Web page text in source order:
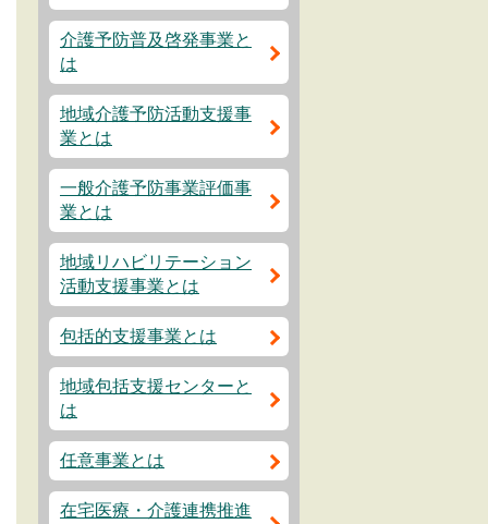
介護予防普及啓発事業と
は
地域介護予防活動支援事
業とは
一般介護予防事業評価事
業とは
地域リハビリテーション
活動支援事業とは
包括的支援事業とは
地域包括支援センターと
は
任意事業とは
在宅医療・介護連携推進